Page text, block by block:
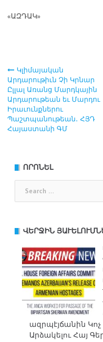
«ԱԶԴԱԿ»
Post
navigation
Կլիմայական
Արդարութիւն Չի Կրնար
Ըլլալ Առանց Մարդկային
Արդարութեան եւ Մարդու
Իրաւունքներու
Պաշտպանութեան․ ՀՅԴ
Հայաստանի ԳՄ
ՈՐՈՆԵԼ
ՎԵՐՋԻՆ
ազրպէյճանին
Արձակելու Հայ